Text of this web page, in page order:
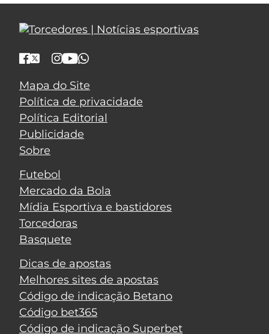
Mapa do Site
Política de privacidade
Política Editorial
Publicidade
Sobre
Futebol
Mercado da Bola
Mídia Esportiva e bastidores
Torcedoras
Basquete
Dicas de apostas
Melhores sites de apostas
Código de indicação Betano
Código bet365
Código de indicação Superbet